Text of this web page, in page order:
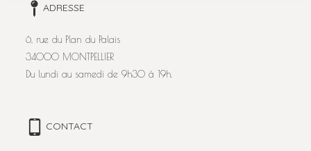
ADRESSE
6, rue du Plan du Palais
34000 MONTPELLIER
Du lundi au samedi de 9h30 à 19h.
CONTACT